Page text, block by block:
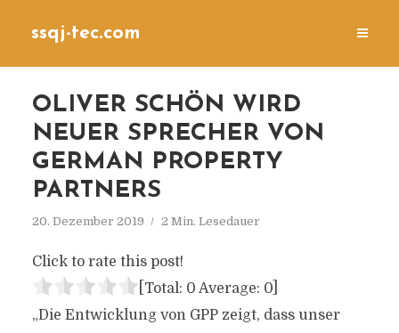
ssqj-tec.com
OLIVER SCHÖN WIRD
NEUER SPRECHER VON
GERMAN PROPERTY
PARTNERS
20. Dezember 2019 2 Min. Lesedauer
Click to rate this post!
[Total: 0 Average: 0]
„Die Entwicklung von GPP zeigt, dass unser